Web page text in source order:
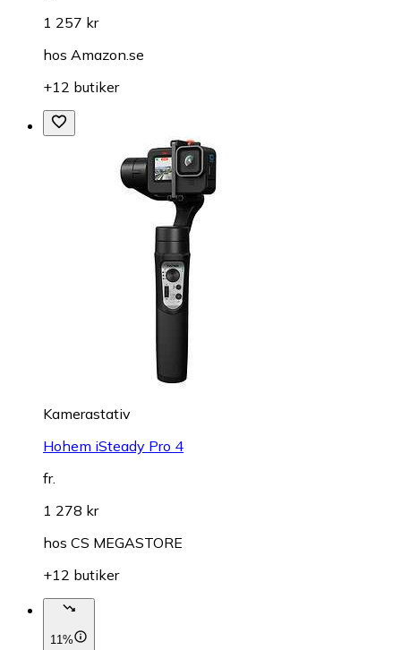
1 257 kr
hos Amazon.se
+12 butiker
Kamerastativ
Hohem iSteady Pro 4
fr.
1 278 kr
hos CS MEGASTORE
+12 butiker
11%